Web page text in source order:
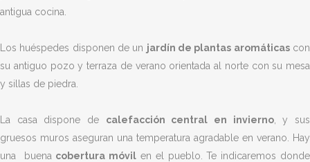
antigua cocina.
Los huéspedes disponen de un jardín de plantas aromáticascon
su antiguo pozo y terraza de verano orientada al norte con su mesa
y sillas de piedra.
La casa dispone de calefacción central en invierno, y sus
gruesos muros aseguran una temperatura agradable en verano.
Hay
una buena cobertura móvil en el pueblo.Te indicaremos donde